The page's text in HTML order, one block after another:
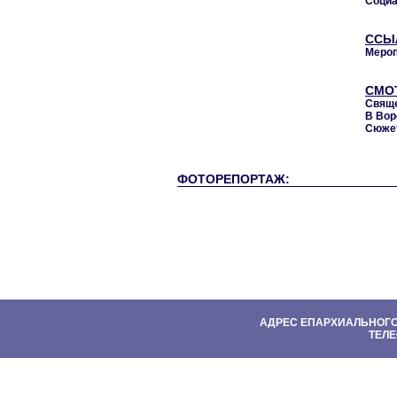
В
ФОТОРЕПОРТАЖ:
АДРЕС ЕПАРХИАЛЬНОГО